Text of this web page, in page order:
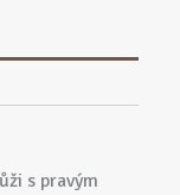
s pravým